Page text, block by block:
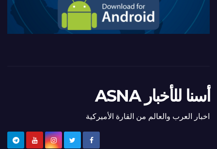
أسنا للأخبار ASNA
اخبار العرب والعالم من القارة الأميركية